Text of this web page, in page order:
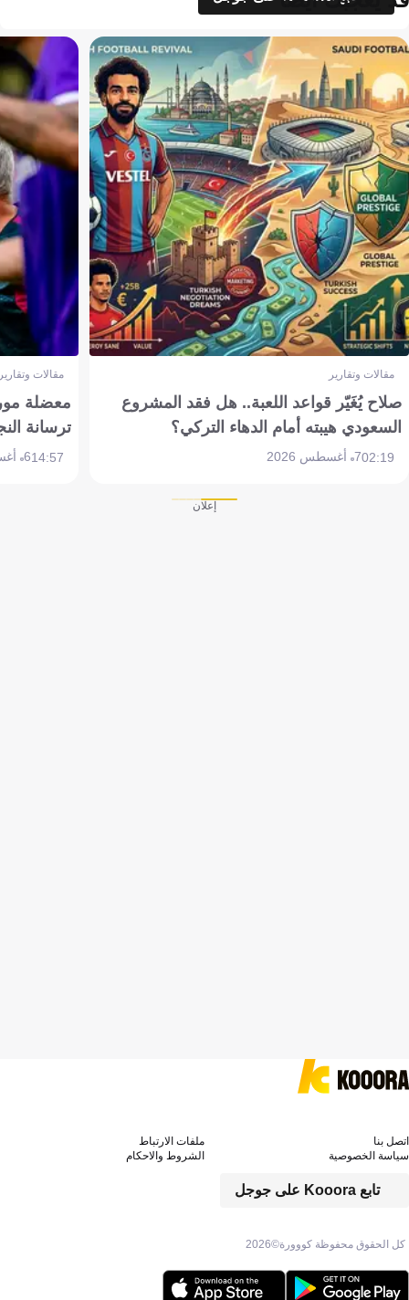
مقالات وتقارير
صلاح يُغَيّر قواعد اللعبة.. هل فقد المشروع
السعودي هيبته أمام الدهاء التركي؟
02:197 أغسطس 2026
مقالات
معضلة
ترسانة
14:576 أغسطس 2026
إعلان
كل الحقوق محفوظة كووورة©2026
تابع Kooora على جوجل
اتصل بنا
ملفات الارتباط
سياسة الخصوصية
الشروط والاحكام